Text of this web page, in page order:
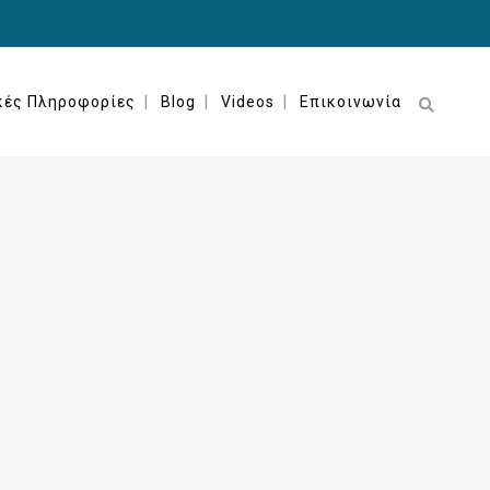
Πληροφορίες Blog Videos Επικοινωνία